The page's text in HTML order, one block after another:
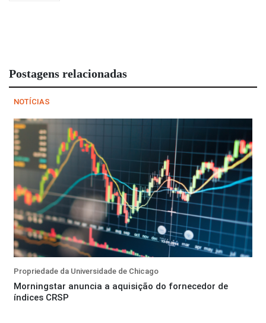
Postagens relacionadas
NOTÍCIAS
Propriedade da Universidade de Chicago
Morningstar anuncia a aquisição do fornecedor de
índices CRSP